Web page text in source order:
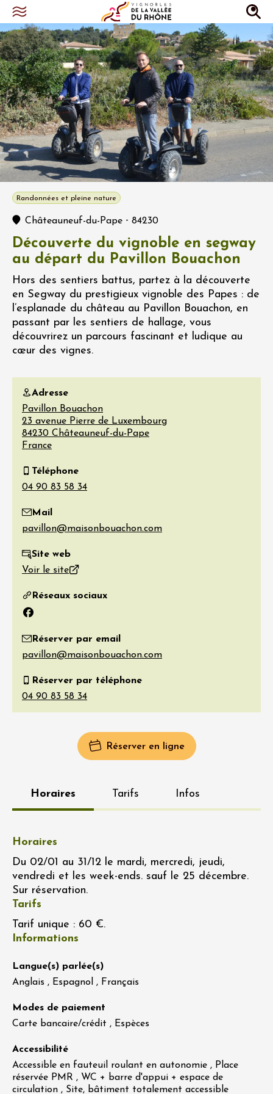
Randonnées et pleine nature
Châteauneuf-du-Pape - 84230
Découverte du vignoble en segway
au départ du Pavillon Bouachon
Hors des sentiers battus, partez à la découverte
en Segway du prestigieux vignoble des Papes : de
l’esplanade du château au Pavillon Bouachon, en
passant par les sentiers de hallage, vous
découvrirez un parcours fascinant et ludique au
cœur des vignes.
Adresse
Pavillon Bouachon
23 avenue Pierre de Luxembourg
84230 Châteauneuf-du-Pape
France
Téléphone
Mail
Site web
Voir le site
Réseaux sociaux
Facebook
Réserver par email
Réserver par téléphone
Réserver en ligne
Horaires Tarifs Infos
Horaires
Du 02/01 au 31/12 le mardi, mercredi, jeudi,
vendredi et les week-ends. sauf le 25 décembre.
Sur réservation.
Tarifs
Tarif unique : 60 €.
Informations
Langue(s) parlée(s)
Anglais , Espagnol , Français
Modes de paiement
Carte bancaire/crédit , Espèces
Accessibilité
Accessible en fauteuil roulant en autonomie , Place
réservée PMR , WC + barre d'appui + espace de
circulation , Site, bâtiment totalement accessible